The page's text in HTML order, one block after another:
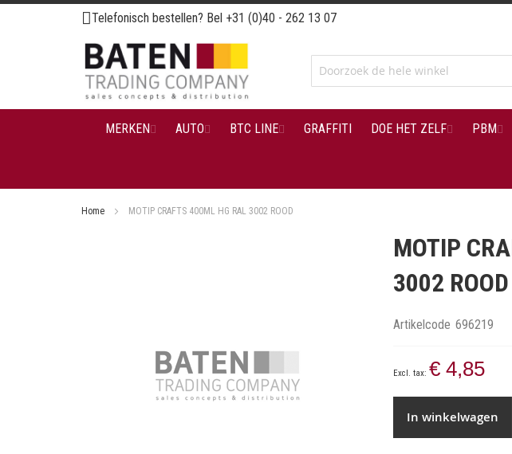
Ga
naar
de
inhoud
Telefonisch bestellen? Bel +31 (0)40 - 262 13 07
MERKEN AUTO BTC LINE GRAFFITI DOE HET ZELF PBM
Home MOTIP CRAFTS 400ML HG RAL 3002 ROOD
MOTIP
3002 ROOD
Artikelcode 696219
€ 4,85
In winkelwagen